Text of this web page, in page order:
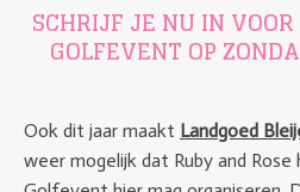
SCHRIJF JE NU IN
GOLFEVENT OP
Ook dit jaar maakt Landgoed
weer mogelijk dat Ruby and